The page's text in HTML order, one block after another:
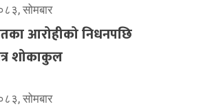
सोमबार
आरोहीको निधनपछि
शोकाकुल
सोमबार